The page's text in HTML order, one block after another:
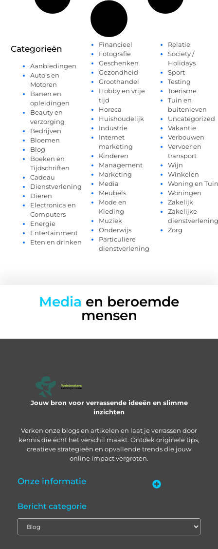
Categorieën
Aanbiedingen
Auto's en
Motoren
Banen en
opleidingen
Beauty en
verzorging
Bedrijven
Bloemen
Blog
Boeken en
Tijdschriften
Cadeau
Dienstverlening
Dieren
Electronica en
Computers
Energie
Entertainment
Eten en drinken
Financieel
Fotografie
Geschenken
Gezondheid
Groothandel
Hobby en vrije
tijd
Horeca
Huishoudelijk
Industrie
Internet
marketing
Kinderen
Management
Marketing
Media
Meubels
Mode en
Kleding
Muziek
Onderwijs
Particuliere
dienstverlening
Relatie
Society /
Holidays
Sport
Testing
Toerisme
Tuin en
buitenleven
Uncategorized
Vakantie
Verbouwen
Vervoer en
transport
Wijn
Winkelen
Woning en Tuin
Woningen
Zakelijk
Zakelijke
dienstverlening
Zorg
Media en beroemde
mensen
Jouw bron voor verrassende ideeën en slimme
inzichten
Verken onze blogs en artikelen en laat je verrassen door
kennis die écht het verschil maakt. Ontdek originele tips,
creatieve strategieën en opvallende trends die jouw
online impact vergroten.
Onze informatie
Bericht categorie